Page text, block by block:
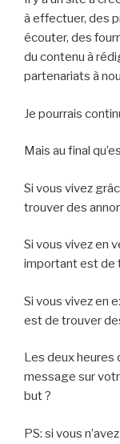
à effectuer, des
écouter, des
du contenu à
partenariats à
Je pourrais
Mais au final
Si vous vivez
trouver des
Si vous vivez en
important est de
Si vous vivez en
est de trouver
Les deux heures
message sur
but ?
PS: si vous